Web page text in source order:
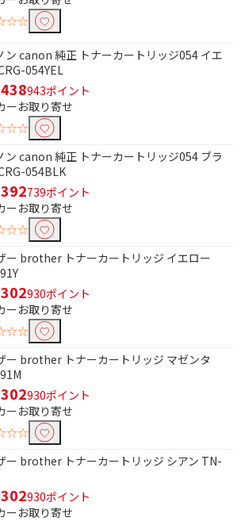
ン canon 純正 トナーカートリッジ054 イエ
054YEL
943ポイント
ーお取り寄せ
ン canon 純正 トナーカートリッジ054 ブラ
054BLK
739ポイント
ーお取り寄せ
ー brother トナーカートリッジ イエロー
930ポイント
ーお取り寄せ
ー brother トナーカートリッジ マゼンタ
930ポイント
ーお取り寄せ
ー brother トナーカートリッジ シアン TN-
930ポイント
ーお取り寄せ